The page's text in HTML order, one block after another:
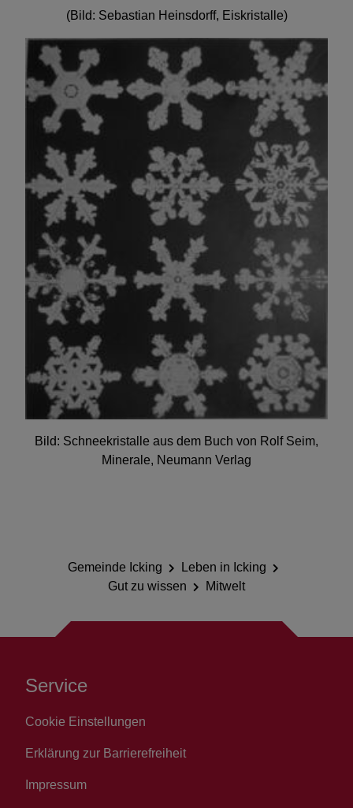
(Bild: Sebastian Heinsdorff, Eiskristalle)
Bild: Schneekristalle aus dem Buch von Rolf Seim,
Minerale, Neumann Verlag
Gemeinde Icking
Leben in Icking
Gut zu wissen
Mitwelt
Service
Cookie Einstellungen
Erklärung zur Barrierefreiheit
Impressum